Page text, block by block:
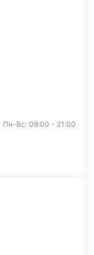
Пн-Вс: 09:00 - 21:00